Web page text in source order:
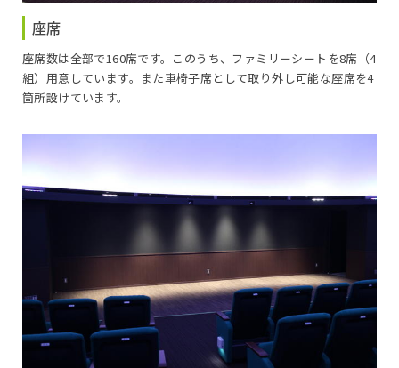
座席
座席数は全部で160席です。このうち、ファミリーシートを8席（4
組）用意しています。また車椅子席として取り外し可能な座席を4
箇所設けています。